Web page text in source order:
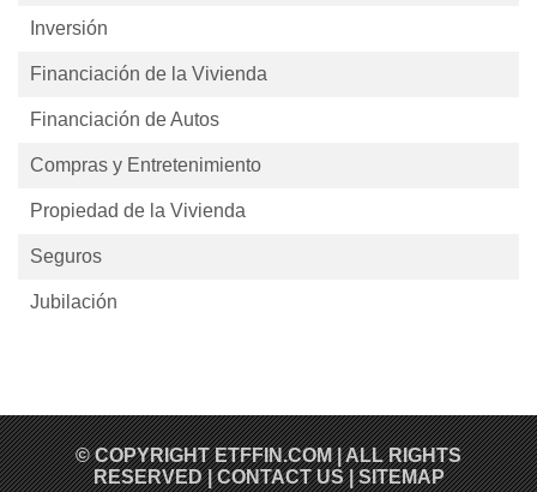
Inversión
Financiación de la Vivienda
Financiación de Autos
Compras y Entretenimiento
Propiedad de la Vivienda
Seguros
Jubilación
© COPYRIGHTETFFIN.COM| ALL RIGHTS
RESERVED |CONTACT US|SITEMAP